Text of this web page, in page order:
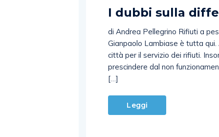
I dubbi sulla
di Andrea Pellegrino Rifiuti a
Gianpaolo Lambiase è tutta
città per il servizio dei rifiuti.
prescindere dal non
[…]
Leggi